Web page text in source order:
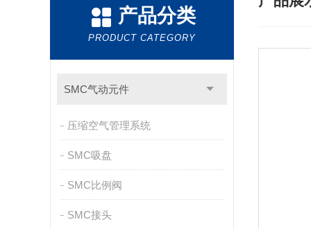
产品分类
PRODUCT CATEGORY
SMC气动元件
压缩空气管理系统
SMC吸盘
SMC比例阀
SMC接头